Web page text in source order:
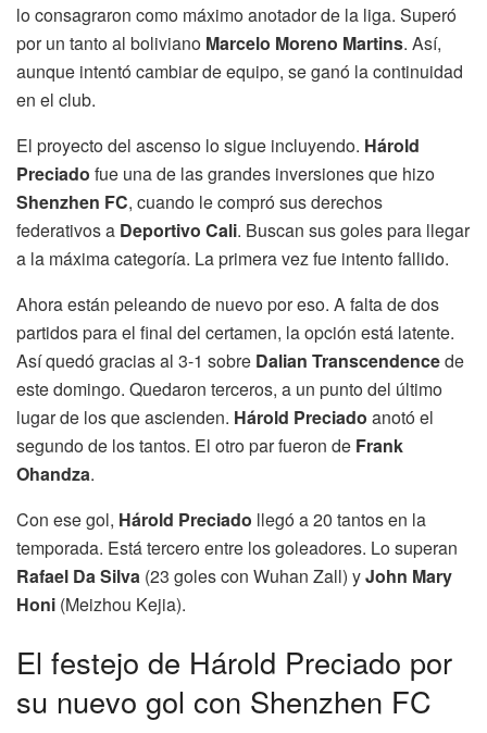
lo consagraron como máximo anotador de la liga. Superó
por un tanto al boliviano Marcelo Moreno Martins. Así,
aunque intentó cambiar de equipo, se ganó la continuidad
en el club.
El proyecto del ascenso lo sigue incluyendo. Hárold
Preciado fue una de las grandes inversiones que hizo
Shenzhen FC, cuando le compró sus derechos
federativos a Deportivo Cali. Buscan sus goles para llegar
a la máxima categoría. La primera vez fue intento fallido.
Ahora están peleando de nuevo por eso. A falta de dos
partidos para el final del certamen, la opción está latente.
Así quedó gracias al 3-1 sobre Dalian Transcendencede
este domingo. Quedaron terceros, a un punto del último
lugar de los que ascienden. Hárold Preciado anotó el
segundo de los tantos. El otro par fueron de Frank
Ohandza.
Con ese gol, Hárold Preciado llegó a 20 tantos en la
temporada. Está tercero entre los goleadores. Lo superan
Rafael Da Silva (23 goles con Wuhan Zall) yJohn Mary
Honi (Meizhou Kejia).
El festejo de Hárold Preciado por
su nuevo gol con Shenzhen FC